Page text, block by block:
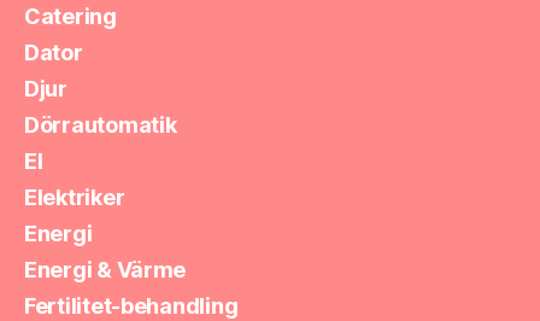
Catering
Dator
Djur
Dörrautomatik
El
Elektriker
Energi
Energi & Värme
Fertilitet-behandling